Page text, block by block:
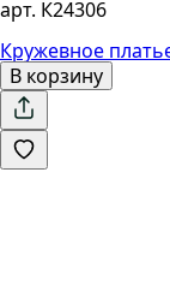
арт. К24306
Кружевное
В корзину